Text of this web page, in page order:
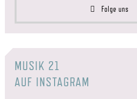
Folge uns
MUSIK 21
AUF INSTAGRAM